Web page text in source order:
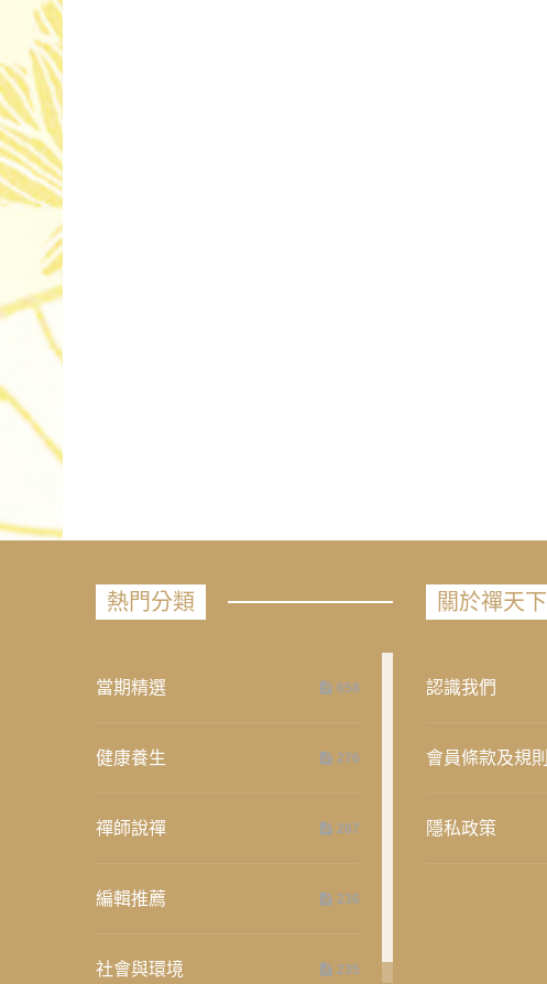
熱門分類
當期精選 658
健康養生 276
禪師說禪 267
編輯推薦 236
社會與環境 235
關於禪天下
認識我們
會員條款及規則
隱私政策